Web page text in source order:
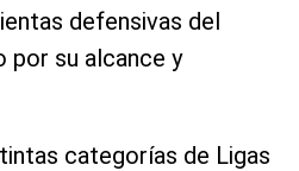
defensivas del
por su alcance y
categorías de Ligas